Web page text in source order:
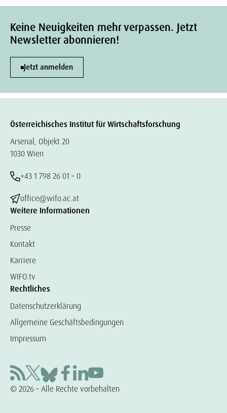
Keine Neuigkeiten mehr verpassen. Jetzt
Newsletter abonnieren!
Jetzt anmelden
Österreichisches Institut für Wirtschaftsforschung
Arsenal, Objekt 20
1030 Wien
+43 1 798 26 01 – 0
office@wifo.ac.at
Weitere Informationen
Presse
Kontakt
Karriere
WIFO.tv
Rechtliches
Datenschutzerklärung
Allgemeine Geschäftsbedingungen
Impressum
© 2026 – Alle Rechte vorbehalten